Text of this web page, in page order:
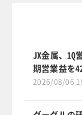
JX金属、
期営業益を
2026/08/06